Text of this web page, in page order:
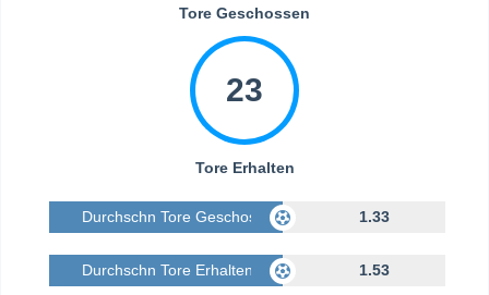
Tore Geschossen
23
Tore Erhalten
Durchschn Tore Geschossen 1.33
Durchschn Tore Erhalten 1.53